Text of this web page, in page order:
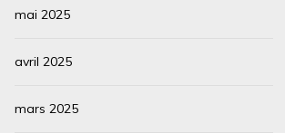
mai 2025
avril 2025
mars 2025